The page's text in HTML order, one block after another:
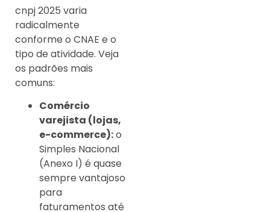
cnpj 2025 varia
radicalmente
conforme o CNAE e o
tipo de atividade. Veja
os padrões mais
comuns:
Comércio
varejista (lojas,
e-commerce):o
Simples Nacional
(Anexo I) é quase
sempre vantajoso
para
faturamentos até